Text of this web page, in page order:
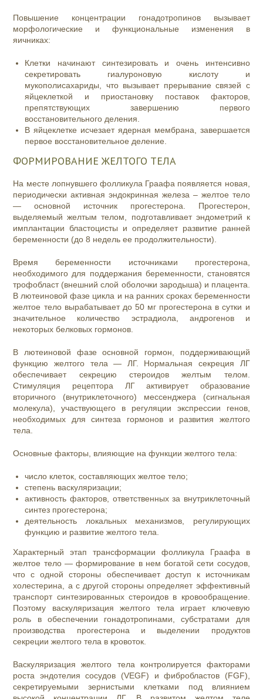
Повышение концентрации гонадотропинов вызывает
морфологические и функциональные изменения в
яичниках:
Клетки начинают синтезировать и очень интенсивно
секретировать гиалуроновую кислоту и
мукополисахариды, что вызывает прерывание связей с
яйцеклеткой и приостановку поставок факторов,
препятствующих завершению первого
восстановительного деления.
В яйцеклетке исчезает ядерная мембрана, завершается
первое восстановительное деление.
ФОРМИРОВАНИЕ ЖЕЛТОГО ТЕЛА
На месте лопнувшего фолликула Граафа появляется новая,
периодически активная эндокринная железа – желтое тело
— основной источник прогестерона. Прогестерон,
выделяемый желтым телом, подготавливает эндометрий к
имплантации бластоцисты и определяет развитие ранней
беременности (до 8 недель ее продолжительности).
Время беременности источниками прогестерона,
необходимого для поддержания беременности, становятся
трофобласт (внешний слой оболочки зародыша) и плацента.
В лютеиновой фазе цикла и на ранних сроках беременности
желтое тело вырабатывает до 50 мг прогестерона в сутки и
значительное количество эстрадиола, андрогенов и
некоторых белковых гормонов.
В лютеиновой фазе основной гормон, поддерживающий
функцию желтого тела — ЛГ. Нормальная секреция ЛГ
обеспечивает секрецию стероидов желтым телом.
Стимуляция рецептора ЛГ активирует образование
вторичного (внутриклеточного) мессенджера (сигнальная
молекула), участвующего в регуляции экспрессии генов,
необходимых для синтеза гормонов и развития желтого
тела.
Основные факторы, влияющие на функции желтого тела:
число клеток, составляющих желтое тело;
степень васкуляризации;
активность факторов, ответственных за внутриклеточный
синтез прогестерона;
деятельность локальных механизмов, регулирующих
функцию и развитие желтого тела.
Характерный этап трансформации фолликула Граафа в
желтое тело — формирование в нем богатой сети сосудов,
что с одной стороны обеспечивает доступ к источникам
холестерина, а с другой стороны определяет эффективный
транспорт синтезированных стероидов в кровообращение.
Поэтому васкуляризация желтого тела играет ключевую
роль в обеспечении гонадотропинами, субстратами для
производства прогестерона и выделении продуктов
секреции желтого тела в кровоток.
Васкуляризация желтого тела контролируется факторами
роста эндотелия сосудов (VEGF) и фибробластов (FGF),
секретируемыми зернистыми клетками под влиянием